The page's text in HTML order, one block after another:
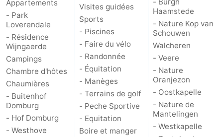
Appartements
- Park
Loverendale
- Résidence
Wijngaerde
Campings
Chambre d'hôtes
Chaumières
- Buitenhof
Domburg
- Hof Domburg
- Westhove
Visites guidées
Sports
- Piscines
- Faire du vélo
- Randonnée
- Équitation
- Manèges
- Terrains de golf
- Peche Sportive
- Equitation
Boire et manger
- Burgh
Haamstede
- Nature Kop van
Schouwen
Walcheren
- Veere
- Nature
Oranjezon
- Oostkapelle
- Nature de
Mantelingen
- Westkapelle